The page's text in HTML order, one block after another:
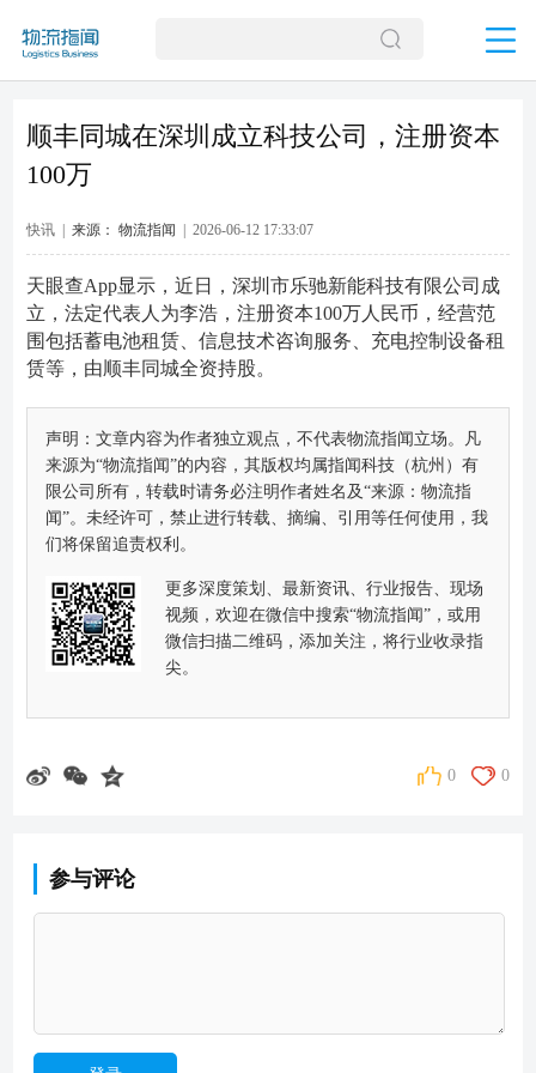
顺丰同城在深圳成立科技公司，注册资本
100万
快讯 | 来源： 物流指闻 | 2026-06-12 17:33:07
天眼查App显示，近日，深圳市乐驰新能科技有限公司成
立，法定代表人为李浩，注册资本100万人民币，经营范
围包括蓄电池租赁、信息技术咨询服务、充电控制设备租
赁等，由顺丰同城全资持股。
声明：文章内容为作者独立观点，不代表物流指闻立场。凡
来源为“物流指闻”的内容，其版权均属指闻科技（杭州）有
限公司所有，转载时请务必注明作者姓名及“来源：物流指
闻”。未经许可，禁止进行转载、摘编、引用等任何使用，我
们将保留追责权利。
更多深度策划、最新资讯、行业报告、现场
视频，欢迎在微信中搜索“物流指闻”，或用
微信扫描二维码，添加关注，将行业收录指
尖。
0 0
参与评论